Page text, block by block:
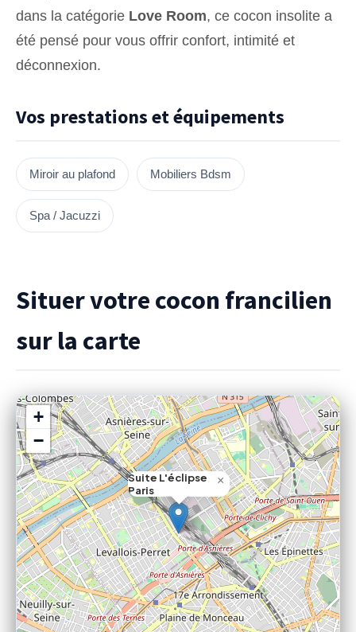
dans la catégorie Love Room, ce cocon insolite a
été pensé pour vous offrir confort, intimité et
déconnexion.
Vos prestations et équipements
Miroir au plafond Mobiliers Bdsm
Spa / Jacuzzi
Situer votre cocon francilien
sur la carte
Suite L'éclipse
Paris
×
+
−